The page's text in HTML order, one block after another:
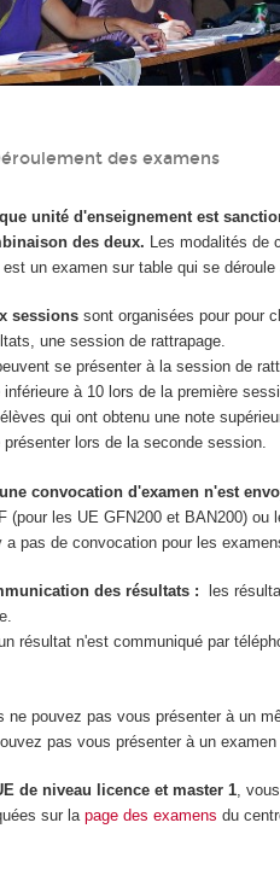
des examens
unité d'enseignement est
des deux. Les modalités de
un examen sur table qui se déroule
sessionssont organisées pour pour
une session de rattrapage.
se présenter à la session de
inférieure à 10 lors de la première
qui ont obtenu une note
présenter lors de la seconde session.
convocation d'examen n'est
(pour les UE GFN200 et BAN200) ou
a pas de convocation pour les
des résultats :
les
résultat n'est communiqué par
ne pouvez pas vous présenter à un
pas vous présenter à un
de niveau licence et master 1,
sur lapage des examens du